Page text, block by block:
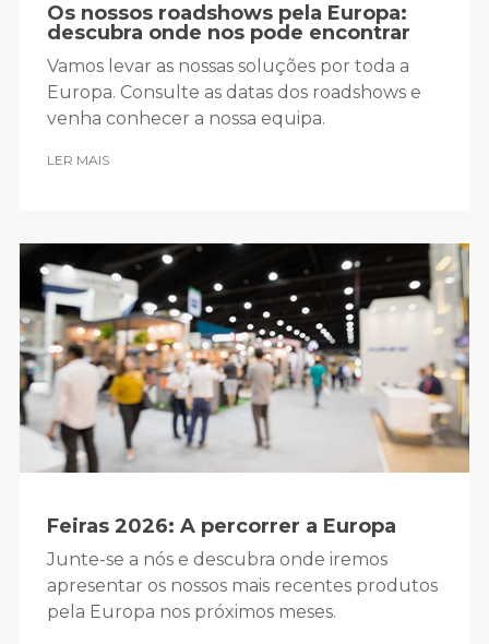
Os nossos roadshows pela Europa:
descubra onde nos pode encontrar
Vamos levar as nossas soluções por toda a
Europa. Consulte as datas dos roadshows e
venha conhecer a nossa equipa.
LER MAIS
Feiras 2026: A percorrer a Europa
Junte-se a nós e descubra onde iremos
apresentar os nossos mais recentes produtos
pela Europa nos próximos meses.